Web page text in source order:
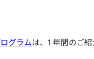
グラムは、1 年間のご